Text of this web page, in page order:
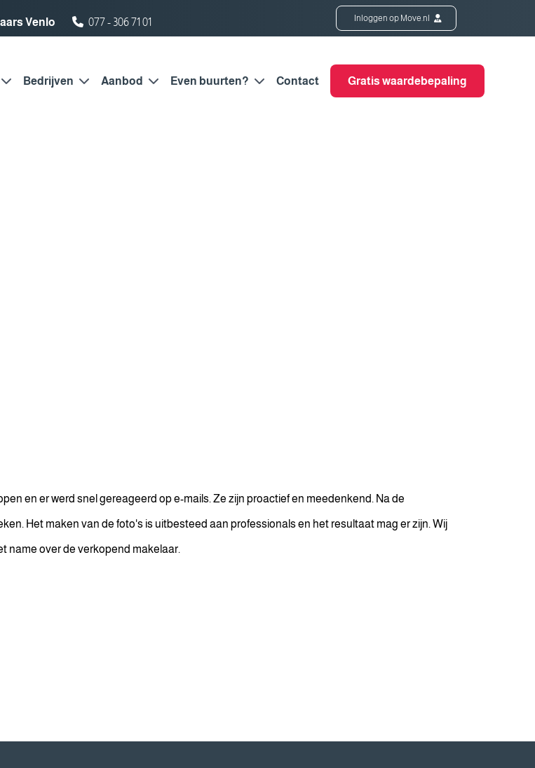
Venlo 077 - 306 71 01 Inloggen op Move.nl
Bedrijven Aanbod Even buurten? Contact Gratis waardebepaling
en er werd snel gereageerd op e-mails. Ze zijn proactief en meedenkend. Na de
Het maken van de foto's is uitbesteed aan professionals en het resultaat mag er zijn. Wij
name over de verkopend makelaar.